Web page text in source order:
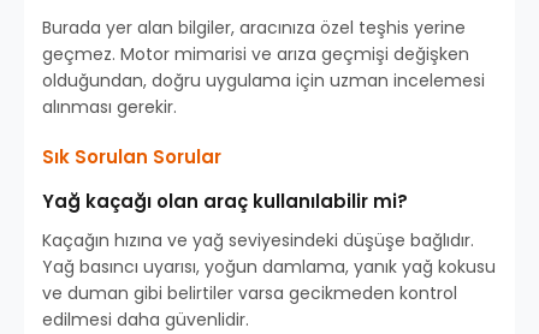
Burada yer alan bilgiler, aracınıza özel teşhis yerine
geçmez. Motor mimarisi ve arıza geçmişi değişken
olduğundan, doğru uygulama için uzman incelemesi
alınması gerekir.
Sık Sorulan Sorular
Yağ kaçağı olan araç kullanılabilir mi?
Kaçağın hızına ve yağ seviyesindeki düşüşe bağlıdır.
Yağ basıncı uyarısı, yoğun damlama, yanık yağ kokusu
ve duman gibi belirtiler varsa gecikmeden kontrol
edilmesi daha güvenlidir.